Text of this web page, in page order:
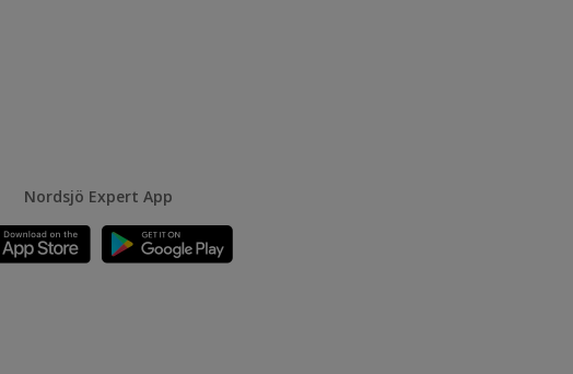
Nordsjö Expert App